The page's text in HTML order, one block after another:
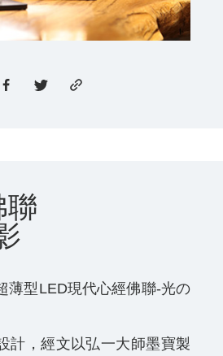
薄型LED現代心經佛聯-光の
計，經文以弘一大師墨寶製